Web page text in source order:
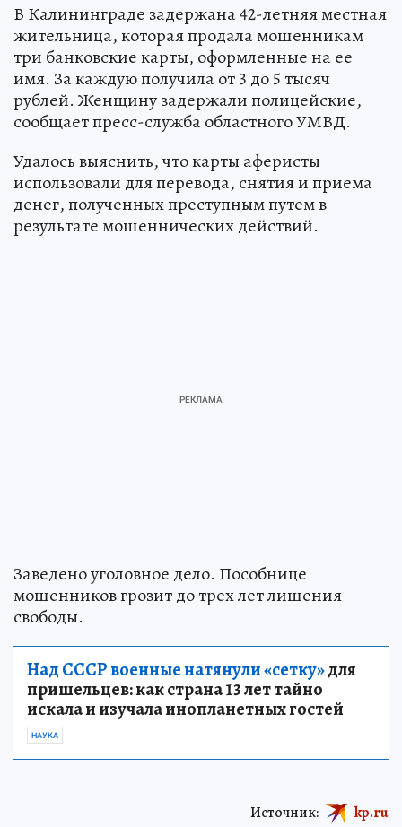
В Калининграде задержана 42-летняя местная
жительница, которая продала мошенникам
три банковские карты, оформленные на ее
имя. За каждую получила от 3 до 5 тысяч
рублей. Женщину задержали полицейские,
сообщает пресс-служба областного УМВД.
Удалось выяснить, что карты аферисты
использовали для перевода, снятия и приема
денег, полученных преступным путем в
результате мошеннических действий.
Заведено уголовное дело. Пособнице
мошенников грозит до трех лет лишения
свободы.
Над СССР военные натянули «сетку»для
пришельцев: как страна 13 лет тайно
искала и изучала инопланетных гостей
НАУКА
Источник: kp.ru